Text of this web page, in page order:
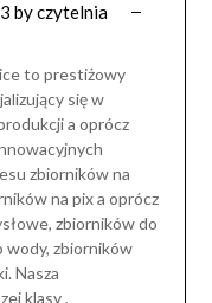
byczytelnia
to prestiżowy
się w
a oprócz
zbiorników na
na pix a oprócz
zbiorników do
wody, zbiorników
Nasza
klasy ,